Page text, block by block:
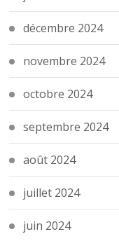
décembre 2024
novembre 2024
octobre 2024
septembre 2024
août 2024
juillet 2024
juin 2024